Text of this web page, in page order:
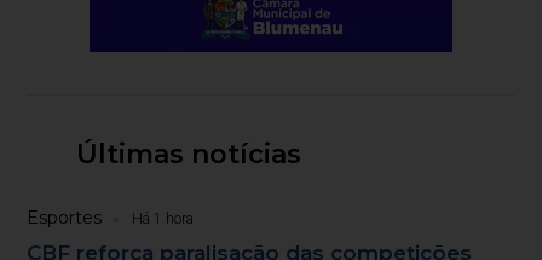
Últimas notícias
Esportes Há 1 hora
CBF reforça paralisação das competições